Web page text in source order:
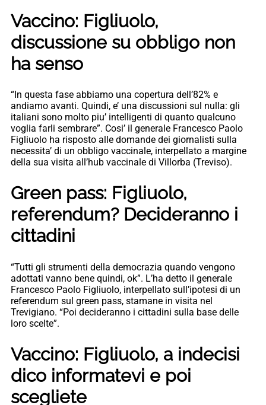
Vaccino: Figliuolo,
discussione su obbligo non
ha senso
“In questa fase abbiamo una copertura dell’82% e
andiamo avanti. Quindi, e’ una discussioni sul nulla: gli
italiani sono molto piu’ intelligenti di quanto qualcuno
voglia farli sembrare”. Cosi’ il generale Francesco Paolo
Figliuolo ha risposto alle domande dei giornalisti sulla
necessita’ di un obbligo vaccinale, interpellato a margine
della sua visita all’hub vaccinale di Villorba (Treviso).
Green pass: Figliuolo,
referendum? Decideranno i
cittadini
“Tutti gli strumenti della democrazia quando vengono
adottati vanno bene quindi, ok”. L’ha detto il generale
Francesco Paolo Figliuolo, interpellato sull’ipotesi di un
referendum sul green pass, stamane in visita nel
Trevigiano. “Poi decideranno i cittadini sulla base delle
loro scelte”.
Vaccino: Figliuolo, a indecisi
dico informatevi e poi
scegliete